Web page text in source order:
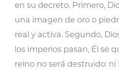
en su decreto. Primero,
una imagen de oro o
real y activa. Segundo,
los imperios pasan, Él se
reino no será destruido: